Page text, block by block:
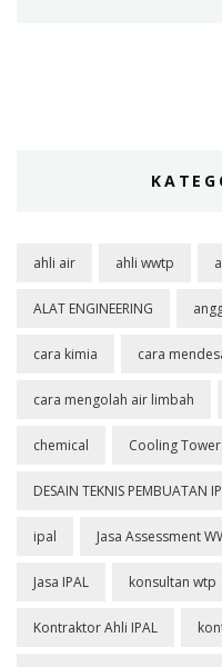
ahli air ahli wwtp
ALAT ENGINEERING
cara kimia cara
cara mengolah air limbah
chemical Cooling Tower
DESAIN TEKNIS PEMBUATAN
ipal Jasa Assessment
Jasa IPAL konsultan wtp
Kontraktor Ahli IPAL